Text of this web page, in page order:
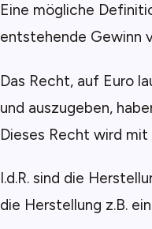
Eine mögliche
entstehende Gewinn
Das Recht, auf Euro
und auszugeben,
Dieses Recht wird
I.d.R. sind die
die Herstellung z.B.